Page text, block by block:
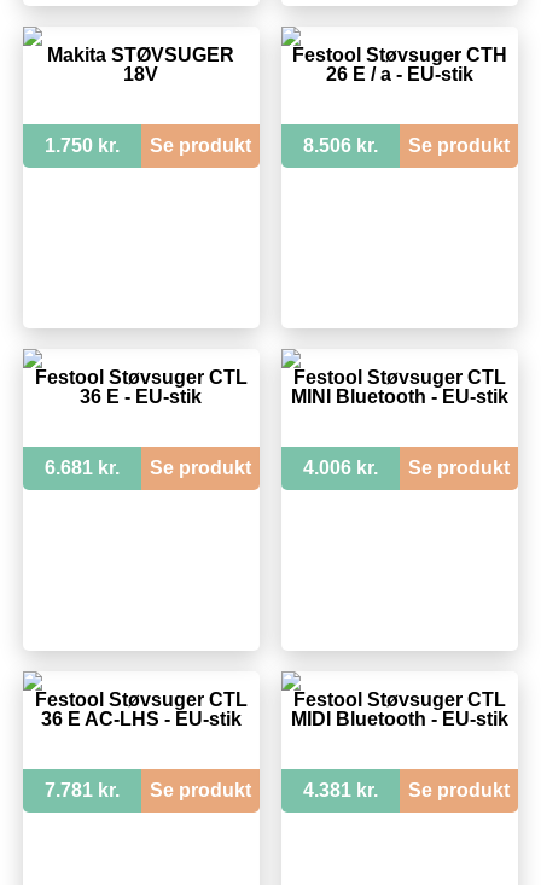
Makita STØVSUGER
18V
1.750 kr. Se produkt
Festool Støvsuger CTH
26 E / a - EU-stik
8.506 kr. Se produkt
Festool Støvsuger CTL
36 E - EU-stik
6.681 kr. Se produkt
Festool Støvsuger CTL
MINI Bluetooth - EU-stik
4.006 kr. Se produkt
Festool Støvsuger CTL
36 E AC-LHS - EU-stik
7.781 kr. Se produkt
Festool Støvsuger CTL
MIDI Bluetooth - EU-stik
4.381 kr. Se produkt